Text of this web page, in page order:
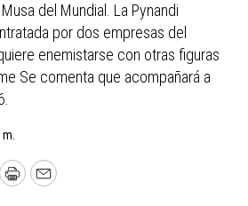
del Mundial. La Pynandi
por dos empresas del
enemistarse con otras figuras
Se comenta que acompañará a
PrintEmail